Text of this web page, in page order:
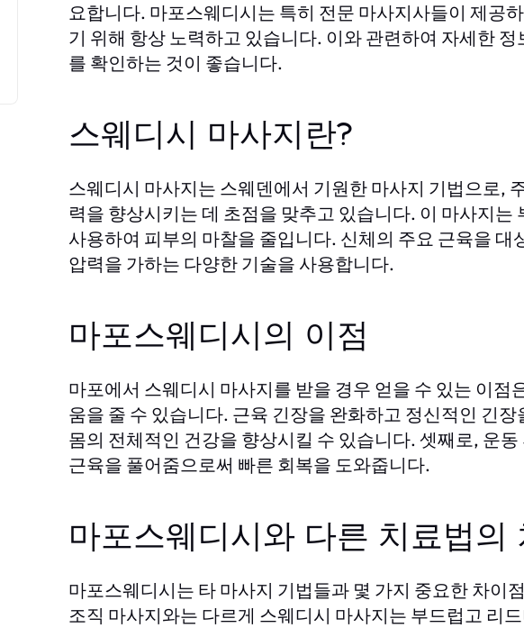
요합니다. 마포스웨디시는 특히 전문 마사지사들이 제공
기 위해 항상 노력하고 있습니다. 이와 관련하여 자세한
를 확인하는 것이 좋습니다.
스웨디시 마사지란?
스웨디시 마사지는 스웨덴에서 기원한 마사지 기법으로,
력을 향상시키는 데 초점을 맞추고 있습니다. 이 마사지
사용하여 피부의 마찰을 줄입니다. 신체의 주요 근육을
압력을 가하는 다양한 기술을 사용합니다.
마포스웨디시의 이점
마포에서 스웨디시 마사지를 받을 경우 얻을 수 있는 이
움을 줄 수 있습니다. 근육 긴장을 완화하고 정신적인 긴
몸의 전체적인 건강을 향상시킬 수 있습니다. 셋째로, 운
근육을 풀어줌으로써 빠른 회복을 도와줍니다.
마포스웨디시와 다른 치료법의
마포스웨디시는 타 마사지 기법들과 몇 가지 중요한 차이
조직 마사지와는 다르게 스웨디시 마사지는 부드럽고 리